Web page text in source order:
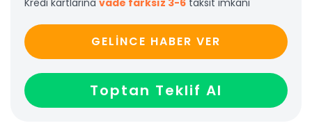
GELİNCE HABER VER
Toptan Teklif Al